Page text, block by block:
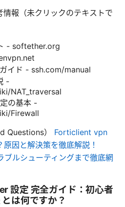
情報（未クリックのテキストで
- softether.org
イド - ssh.com/manual
-
NAT_traversal
の基本 -
Firewall
Questions） Forticlient vpn
因と解決策を徹底解説！
ブルシューティングまで徹底網
設定 完全ガイド：初心者
は何ですか？